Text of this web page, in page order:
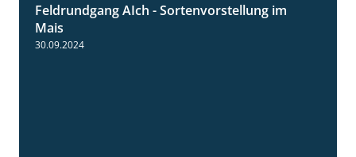
11:24
Feldrundgang AIch - Sortenvorstellung im
Mais
30.09.2024